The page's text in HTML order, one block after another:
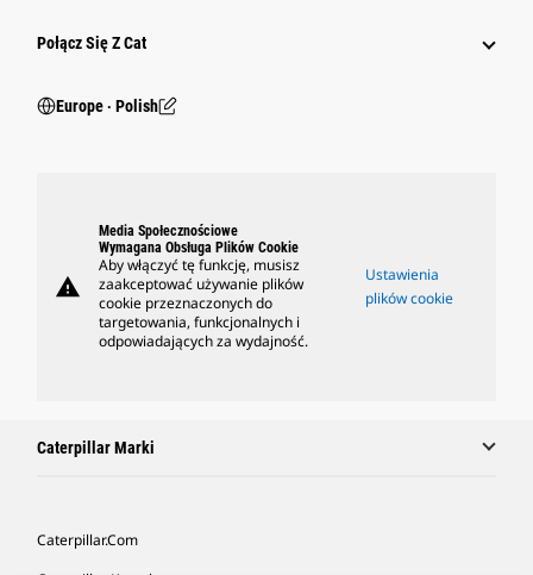
Połącz Się Z Cat
Europe ‧ Polish
warning
Media Społecznościowe
Wymagana Obsługa Plików Cookie
Aby włączyć tę funkcję, musisz
zaakceptować używanie plików
cookie przeznaczonych do
targetowania, funkcjonalnych i
odpowiadających za wydajność.
Ustawienia
plików cookie
Caterpillar Marki
Caterpillar.com